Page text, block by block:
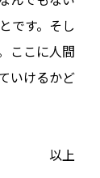
です。そし
ここに人間
いけるかど
以上